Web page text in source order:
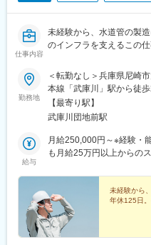
仕事内容
未経験から、水道管の製
のインフラを支えるこの仕
勤務地
＜転勤なし＞兵庫県尼崎
本線「武庫川」駅から徒
あり★自転車・バイク・
り、車は有料です。
【最寄り駅】
武庫川団地前駅
給与
月給250,000円～※経験・
も月給25万円以上からの
上も目指せます！
未経験から
年休125日